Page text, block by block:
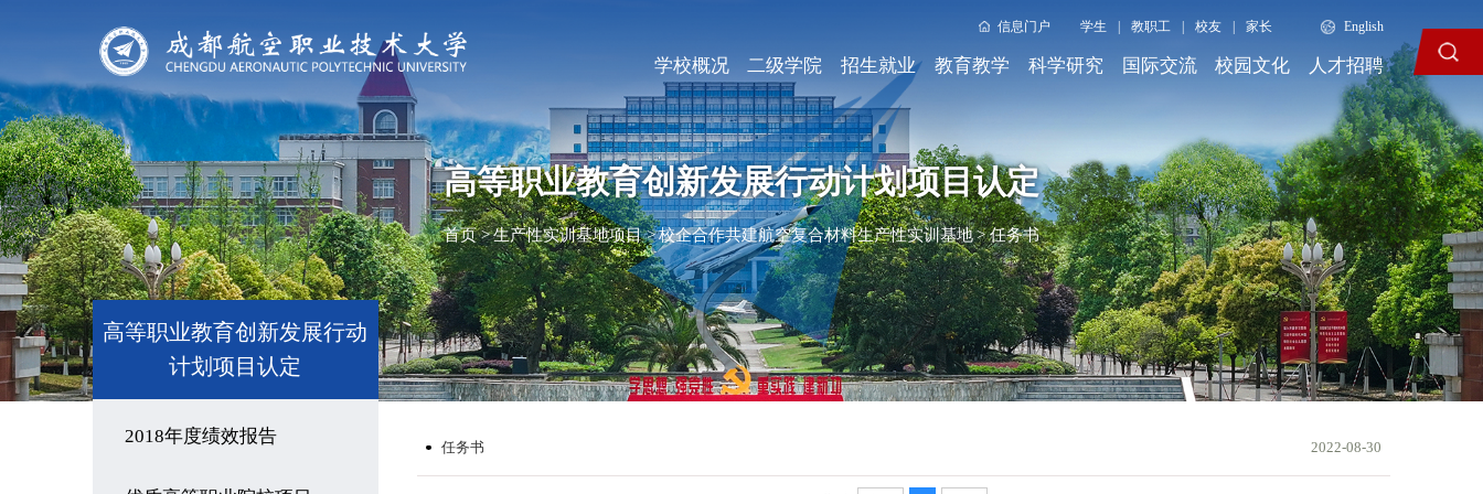
信息门户 学生 教职工 校友 家长 English
学校概况 二级学院 招生就业 教育教学 科学研究 国际交流 校园文化 人才招聘
高等职业教育创新发展行动计划项目认定
首页 > 生产性实训基地项目 > 校企合作共建航空复合材料生产性实训基地 > 任务书
高等职业教育创新发展行动
计划项目认定
2018年度绩效报告
任务书 2022-08-30